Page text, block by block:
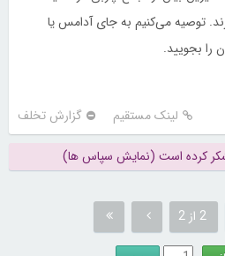
توصیه می‌کنیم به جای آدامس یا
را بجویید.
لینک مستقیم گزارش تخلف
کرده است (نمایش سپاس ها)
2 از 2